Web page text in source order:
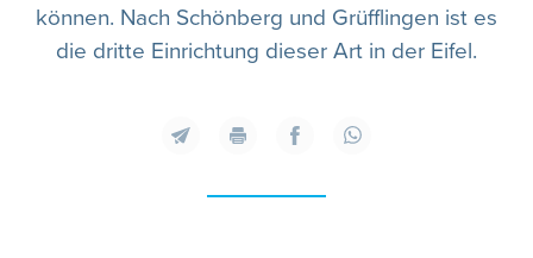
können. Nach Schönberg und Grüfflingen ist es
die dritte Einrichtung dieser Art in der Eifel.